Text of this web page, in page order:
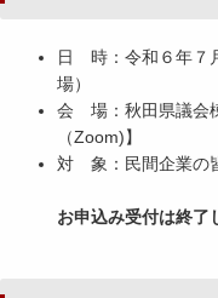
日 時：令和６年７
場）
会 場：秋田県議会
（Zoom)】
対 象：民間企業の
お申込み受付は終了